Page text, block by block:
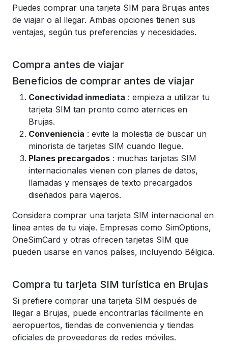
Puedes comprar una tarjeta SIM para Brujas antes
de viajar o al llegar. Ambas opciones tienen sus
ventajas, según tus preferencias y necesidades.
Compra antes de viajar
Beneficios de comprar antes de viajar
Conectividad inmediata : empieza a utilizar tu
tarjeta SIM tan pronto como aterrices en
Brujas.
Conveniencia : evite la molestia de buscar un
minorista de tarjetas SIM cuando llegue.
Planes precargados : muchas tarjetas SIM
internacionales vienen con planes de datos,
llamadas y mensajes de texto precargados
diseñados para viajeros.
Considera comprar una tarjeta SIM internacional en
línea antes de tu viaje. Empresas como SimOptions,
OneSimCard y otras ofrecen tarjetas SIM que
pueden usarse en varios países, incluyendo Bélgica.
Compra tu tarjeta SIM turística en Brujas
Si prefiere comprar una tarjeta SIM después de
llegar a Brujas, puede encontrarlas fácilmente en
aeropuertos, tiendas de conveniencia y tiendas
oficiales de proveedores de redes móviles.